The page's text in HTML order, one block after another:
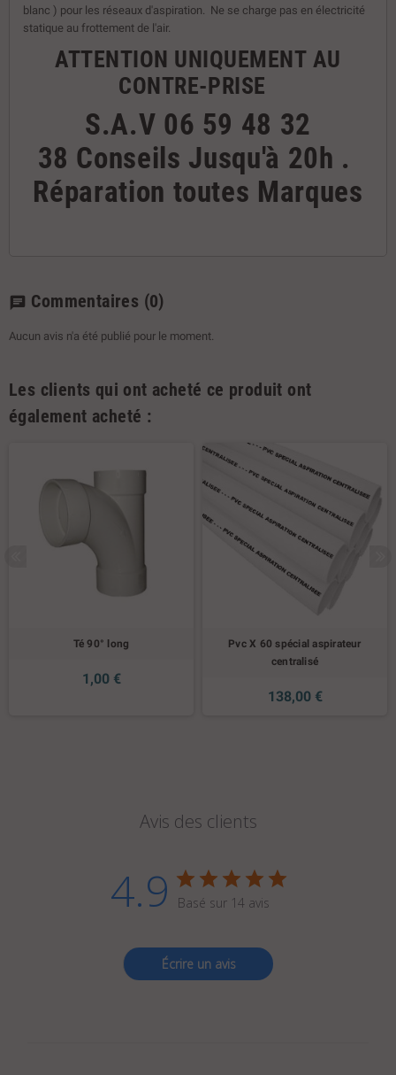
blanc ) pour les réseaux d'aspiration. Ne se charge pas en électricité
statique au frottement de l'air.
ATTENTION UNIQUEMENT AU
CONTRE-PRISE
S.A.V 06 59 48 32
38 Conseils Jusqu'à 20h .
Réparation toutes Marques
chat Commentaires (0)
Aucun avis n'a été publié pour le moment.
Les clients qui ont acheté ce produit ont
également acheté :
Té 90° long
1,00 €
Pvc X 60 spécial aspirateur
centralisé
138,00 €
Avis des clients
4.9 Basé sur 14 avis
Écrire un avis